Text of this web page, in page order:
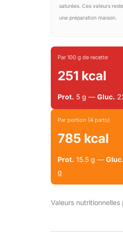
saturées. Ces valeurs
une préparation maison.
Par 100 g de recette
251 kcal
Prot. 5 g — Gluc.
Par portion (4 parts)
785 kcal
Prot. 15.5 g — Gluc.
g
Valeurs nutritionnelles